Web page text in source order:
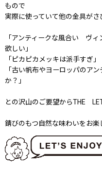
もので
実際に使っていて他の金具がさ
「アンティークな風合い ヴィ
欲しい」
「ピカピカメッキは派手すぎ」
「古い帆布やヨーロッパのア
か？」
との沢山のご要望からTHE
錆びのもつ自然な味わいをお楽